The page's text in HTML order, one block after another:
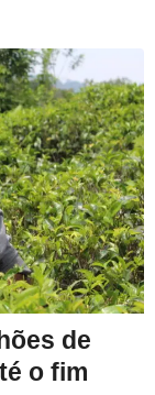
de
o fim